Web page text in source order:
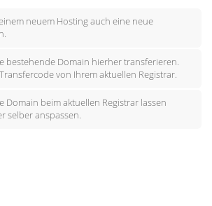
neuem Hosting auch eine neue
bestehende Domain hierher transferieren.
von Ihrem aktuellen Registrar.
Domain beim aktuellen Registrar lassen
selber anspassen.